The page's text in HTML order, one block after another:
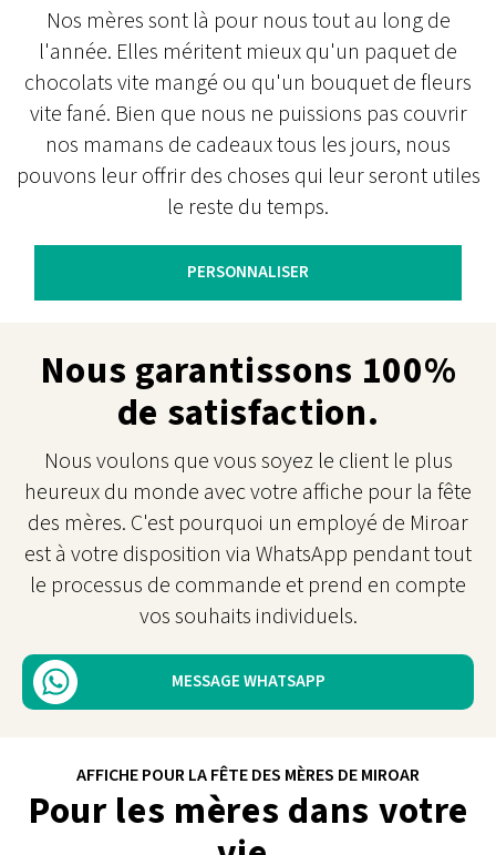
Nos mères sont là pour nous tout au long de
l'année. Elles méritent mieux qu'un paquet de
chocolats vite mangé ou qu'un bouquet de fleurs
vite fané. Bien que nous ne puissions pas couvrir
nos mamans de cadeaux tous les jours, nous
pouvons leur offrir des choses qui leur seront utiles
le reste du temps.
PERSONNALISER
Nous garantissons 100%
de satisfaction.
Nous voulons que vous soyez le client le plus
heureux du monde avec votre affiche pour la fête
des mères. C'est pourquoi un employé de Miroar
est à votre disposition via WhatsApp pendant tout
le processus de commande et prend en compte
vos souhaits individuels.
MESSAGE WHATSAPP
AFFICHE POUR LA FÊTE DES MÈRES DE MIROAR
Pour les mères dans votre